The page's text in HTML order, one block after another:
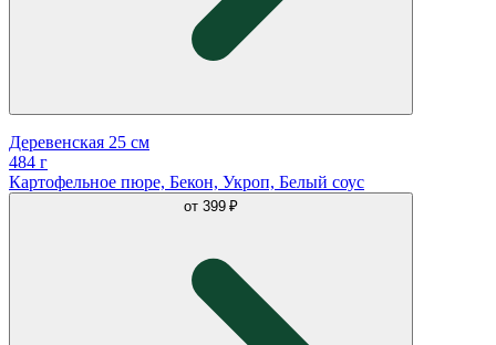
Деревенская 25 см
484 г
Картофельное пюре, Бекон, Укроп, Белый соус
от 399 ₽